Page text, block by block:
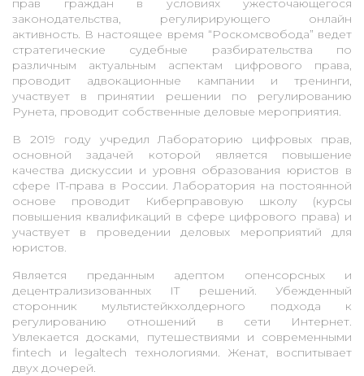
прав граждан в условиях ужесточающегося
законодательства, регулирирующего онлайн
активность. В настоящее время “Роскомсвобода” ведет
стратегические судебные разбирательства по
различным актуальным аспектам цифрового права,
проводит адвокационные кампании и тренинги,
участвует в принятии решении по регулированию
Рунета, проводит собственные деловые мероприятия.
В 2019 году учредил Лабораторию цифровых прав,
основной задачей которой является повышение
качества дискуссии и уровня образования юристов в
сфере IT-права в России. Лаборатория на постоянной
основе проводит Киберправовую школу (курсы
повышения квалификаций в сфере цифрового права) и
участвует в проведении деловых мероприятий для
юристов.
Является преданным адептом опенсорсных и
децентрализизованных IT решений. Убежденный
сторонник мультистейкхолдерного подхода к
регулированию отношений в сети Интернет.
Увлекается досками, путешествиями и современными
fintech и legaltech технологиями. Женат, воспитывает
двух дочерей.